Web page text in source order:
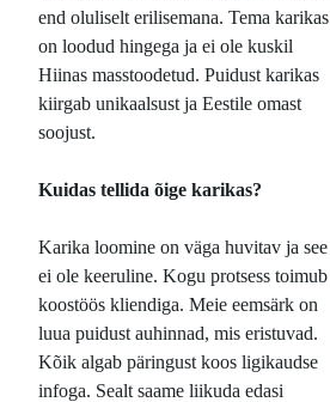
end oluliselt erilisemana. Tema karikas
on loodud hingega ja ei ole kuskil
Hiinas masstoodetud. Puidust karikas
kiirgab unikaalsust ja Eestile omast
soojust.
Kuidas tellida õige karikas?
Karika loomine on väga huvitav ja see
ei ole keeruline. Kogu protsess toimub
koostöös kliendiga. Meie eemsärk on
luua puidust auhinnad, mis eristuvad.
Kõik algab päringust koos ligikaudse
infoga. Sealt saame liikuda edasi